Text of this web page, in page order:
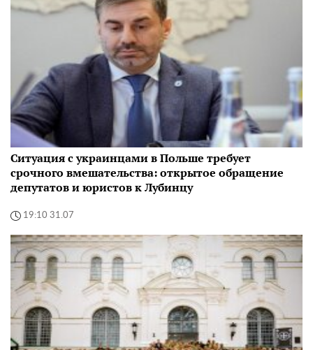
Ситуация с украинцами в Польше требует
срочного вмешательства: открытое обращение
депутатов и юристов к Лубинцу
19:10 31.07